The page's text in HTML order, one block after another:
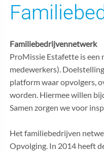
Familiebedrijvennetwerk
ProMissie Estafette is
medewerkers).
platform waar opvolgers,
worden. Hiermee willen
Samen zorgen we voor
Het familiebedrijven
Opvolging. In 2014 heeft